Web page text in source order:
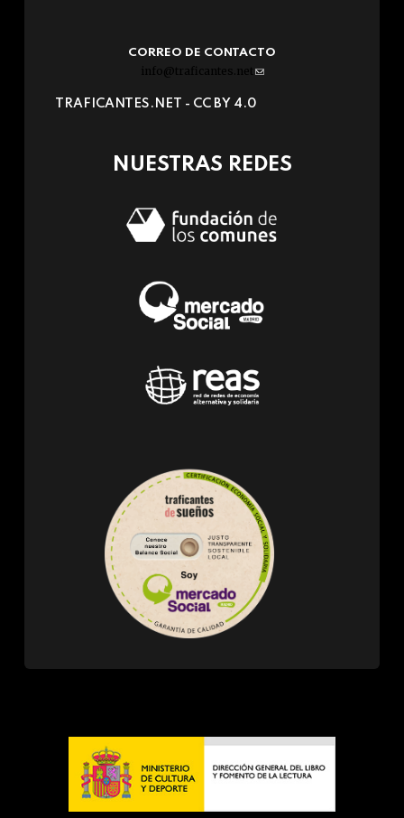
CORREO DE CONTACTO
info@traficantes.net (link
e-
TRAFICANTES.NET - CC BY 4.0
NUESTRAS REDES